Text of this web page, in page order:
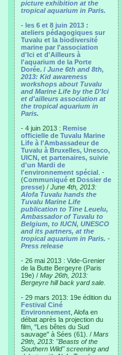
picture exhibition at the
tropical aquarium in Paris.
- les 6 et 8 juin 2013 :
ateliers pédagogiques sur
Tuvalu et la biodiversité
marine par l'association
d'Ici et d'Ailleurs à
l'aquarium de la Porte
Dorée. / June 6th and 8th,
2013: Kid awareness
workshops about Tuvalu
and Marine Life by the D'Ici
et d'ailleurs association at
the tropical aquarium in
Paris.
- 4 juin 2013 : Remise
officielle de Tuvalu Marine
Life à l'Ambassadeur de
Tuvalu à Bruxelles, Unesco,
UICN, et partenaires, suivie
d'un Mardi de
l'environnement spécial . -
(Communiqué et Dossier de
presse) / June 4th, 2013:
Alofa Tuvalu hands the
Tuvalu Marine Life
publication to Tine Leuelu,
Ambassador of Tuvalu to
Belgium, to IUCN, UNESCO
and its partners, at the
tropical aquarium in Paris. -
Press release
- 26 mai 2013 : Vide-Grenier
de la Butte Bergeyre (Paris
19e) / May 26th, 2013:
Bergeyre hill back yard sale.
- 29 mars 2013: 19e édition du
Festival Ciné
Environnement , Alofa en
débat après la projection du
film, "Les bêtes du Sud
sauvage" à Sées (61). / Mars
29th, 2013: "Beasts of the
Southern Wild" screening and